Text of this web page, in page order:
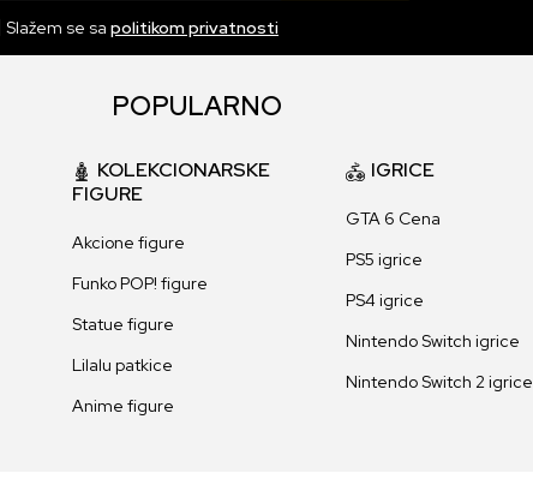
Slažem se sa politikom privatnosti
POPULARNO
KOLEKCIONARSKE
FIGURE
Akcione figure
Funko POP! figure
Statue figure
Lilalu patkice
Anime figure
IGRICE
GTA 6 Cena
PS5 igrice
PS4 igrice
Nintendo Switch igrice
Nintendo Switch 2 igrice